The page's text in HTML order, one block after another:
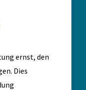
ernst, den
Dies